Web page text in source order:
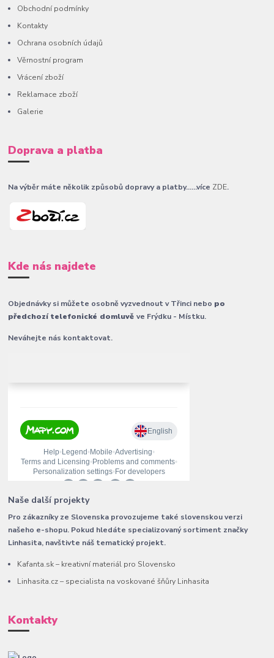
Obchodní podmínky
Kontakty
Ochrana osobních údajů
Věrnostní program
Vrácení zboží
Reklamace zboží
Galerie
Doprava a platba
Na výběr máte několik způsobů dopravy a platby......více ZDE.
Kde nás najdete
Objednávky si můžete osobně vyzvednout v Třinci nebo po
předchozí telefonické domluvěve Frýdku - Místku.
Neváhejte nás kontaktovat.
Naše další projekty
Pro zákazníky ze Slovenska provozujeme také slovenskou verzi
našeho e-shopu. Pokud hledáte specializovaný sortiment značky
Linhasita, navštivte náš tematický projekt.
Kafanta.sk – kreativní materiál pro Slovensko
Linhasita.cz – specialista na voskované šňůry Linhasita
Kontakty